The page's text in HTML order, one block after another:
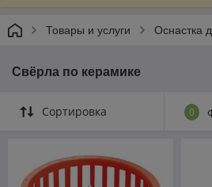
Товары и услуги Оснастка
Свёрла по керамике
Сортировка 0